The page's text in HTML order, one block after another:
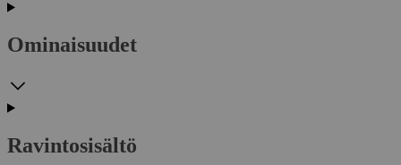
Ominaisuudet
Ravintosisältö